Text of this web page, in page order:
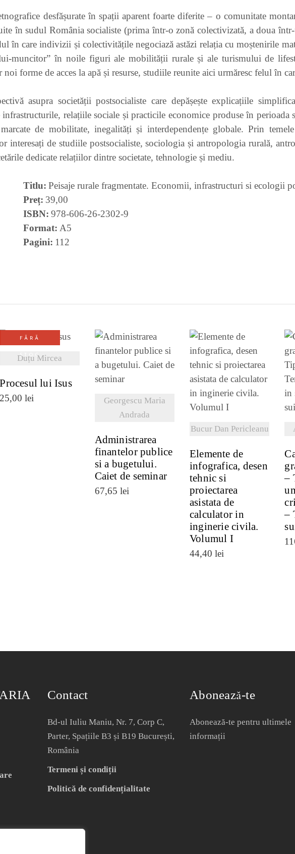
desfășurate în spații aparent foarte diferite – o comunitate
în sudul România socialiste (prima într-o zonă colectivizată, a doua
în care indivizii și colectivitățile negociază astăzi relația cu moștenirile
muncitor” în noile figuri ale mobilității rurale și ale turismului de
forme de acces la apă și resurse, studiile reunite aici urmăresc felul în
asupra societății postsocialiste care depășește explicațiile
relațiile sociale și practicile economice produse în perioada
de mobilitate, inegalități și interdependențe globale. Prin
interesați de studiile postsocialiste, sociologia și antropologia rurală,
dedicate relațiilor dintre societate, tehnologie și mediu.
Titlu Peisaje rurale fragmentate. Economii, infrastructuri si ecologii
Preț 39,00
ISBN 978-606-26-2302-9
Format A5
Pagini 112
FĂRĂ
STOC
Duțu Mircea
VEZI DETALII
Procesul lui Isus
25,00lei
Georgescu Maria
Andrada
VEZI DETALII
Administrarea
finantelor publice
si a bugetului.
Caiet de seminar
67,65 lei
Bucur Dan Pericleanu
VEZI DETALII
Elemente de
infografica, desen
tehnic si
proiectarea
asistata de
calculator in
inginerie civila.
Volumul I
44,40 lei
–
–
Contact
Bd-ul Iuliu Maniu, Nr. 7, Corp C,
Parter, Spațiile B3 și B19 București,
România
Termeni și condiții
Politică de confidențialitate
Abonează-te
Abonează-te pentru ultimele
informații